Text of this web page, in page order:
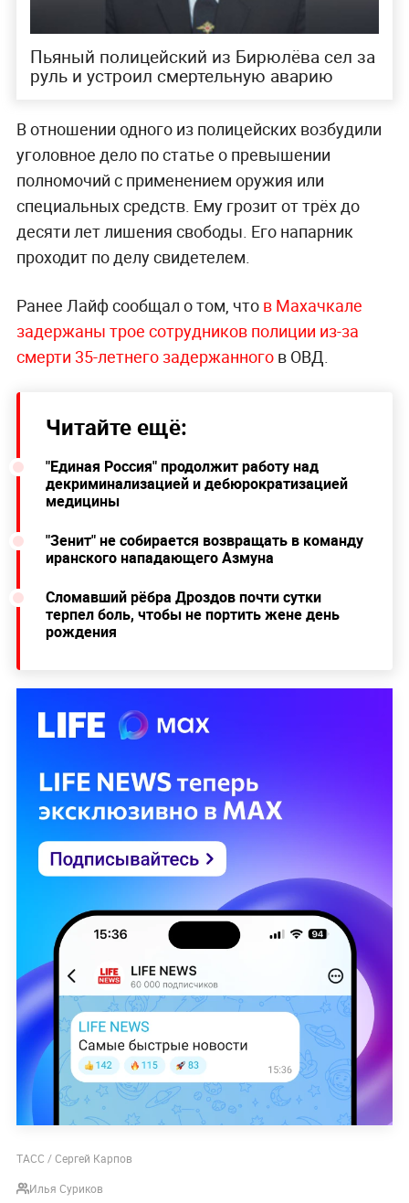
Пьяный полицейский из Бирюлёва сел за
руль и устроил смертельную аварию
В отношении одного из полицейских возбудили
уголовное дело по статье о превышении
полномочий с применением оружия или
специальных средств. Ему грозит от трёх до
десяти лет лишения свободы. Его напарник
проходит по делу свидетелем.
Ранее Лайф сообщал о том, что в Махачкале
задержаны трое сотрудников полиции из-за
смерти 35-летнего задержанногов ОВД.
Читайте ещё:
"Единая Россия" продолжит работу над
декриминализацией и дебюрократизацией
медицины
"Зенит" не собирается возвращать в команду
иранского нападающего Азмуна
Сломавший рёбра Дроздов почти сутки
терпел боль, чтобы не портить жене день
рождения
ТАСС / Сергей Карпов
Илья Суриков